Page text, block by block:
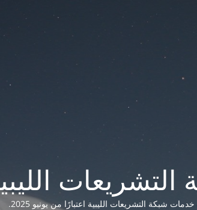
شبكة التشريعات الليبية اعتبارًا من يونيو 2025.